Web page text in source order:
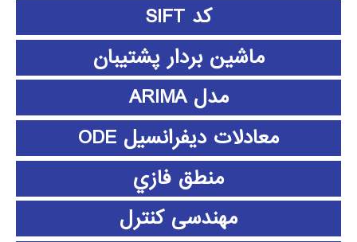
کد SIFT
ماشین بردار پشتیبان
مدل ARIMA
معادلات دیفرانسیل ODE
منطق فازي
مهندسی کنترل